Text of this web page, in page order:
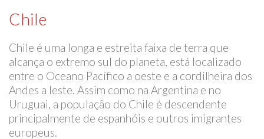
Chile
Chile é uma longa e estreita faixa de terra que
alcança o extremo sul do planeta, está localizado
entre o Oceano Pacífico a oeste e a cordilheira dos
Andes a leste. Assim como na Argentina e no
Uruguai, a população do Chile é descendente
principalmente de espanhóis e outros imigrantes
europeus.